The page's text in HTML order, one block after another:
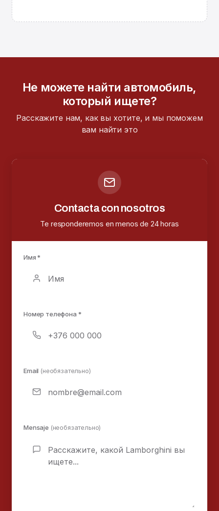
Не можете найти автомобиль,
который ищете?
Расскажите нам, как вы хотите, и мы поможем
вам найти это
Contacta con nosotros
Te responderemos en menos de 24 horas
Имя *
Номер телефона *
Email (необязательно)
Mensaje (необязательно)